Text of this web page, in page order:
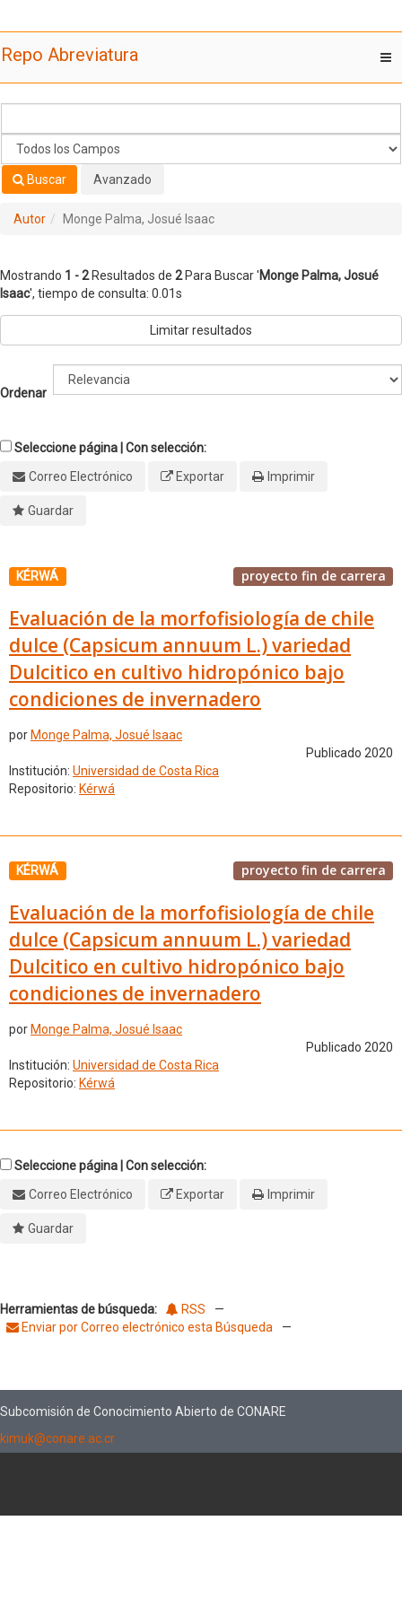
Isaac'
Repo Abreviatura
Buscar Avanzado
Autor Monge Palma, Josué Isaac
Mostrando 1 - 2Resultados de 2Para Buscar 'Monge Palma, Josué
Isaac', tiempo de consulta: 0.01s
Limitar resultados
Ordenar
Seleccione página | Con selección:
Correo Electrónico
Exportar Imprimir
Guardar
KÉRWÁ proyecto fin de carrera
Evaluación de la morfofisiología de chile
dulce (Capsicum annuum L.) variedad
Dulcitico en cultivo hidropónico bajo
condiciones de invernadero
por Monge Palma, Josué Isaac
Publicado 2020
Institución: Universidad de Costa Rica
Repositorio: Kérwá
KÉRWÁ proyecto fin de carrera
Evaluación de la morfofisiología de chile
dulce (Capsicum annuum L.) variedad
Dulcitico en cultivo hidropónico bajo
condiciones de invernadero
por Monge Palma, Josué Isaac
Publicado 2020
Institución: Universidad de Costa Rica
Repositorio: Kérwá
Seleccione página | Con selección:
Correo Electrónico
Exportar Imprimir
Guardar
Herramientas de búsqueda: RSS
—
Enviar por Correo electrónico esta Búsqueda
—
Subcomisión de Conocimiento Abierto de CONARE
kimuk@conare.ac.cr